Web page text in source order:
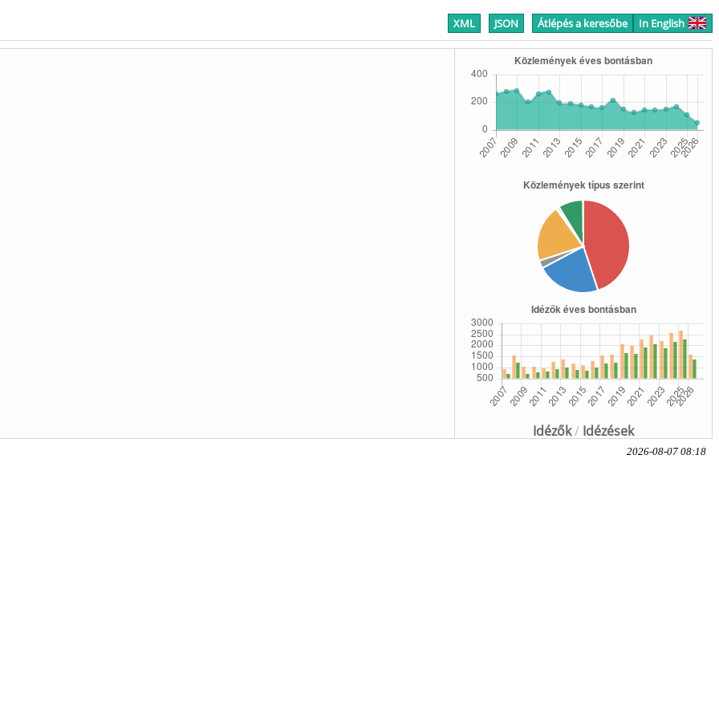
XML JSON Átlépés a keresőbe In English
Idézők/ Idézések
2026-08-07 08:18